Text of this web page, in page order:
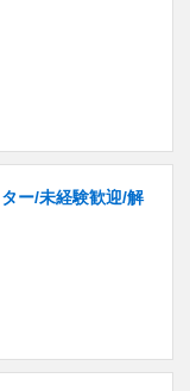
ー/未経験歓迎/解